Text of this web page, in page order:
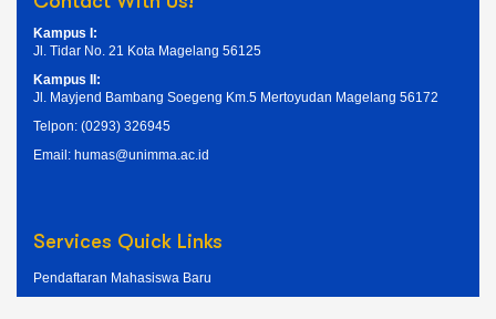
Kampus I:
Jl. Tidar No. 21 Kota Magelang 56125
Kampus II:
Jl. Mayjend Bambang Soegeng Km.5 Mertoyudan Magelang 56172
Telpon: (0293) 326945
Email: humas@unimma.ac.id
Services Quick Links
Pendaftaran Mahasiswa Baru